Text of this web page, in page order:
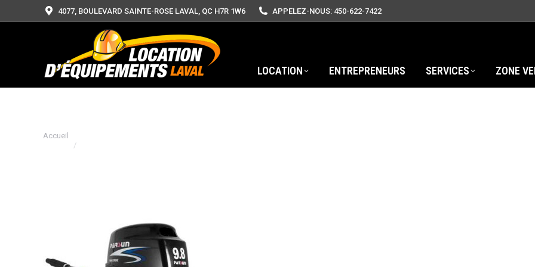
4077, BOULEVARD SAINTE-ROSE LAVAL, QC H7R 1W6 APPELEZ-NOUS: 450-622-7422
LOCATION ENTREPRENEURS SERVICES ZONE
Vous êtes ici :
Accueil